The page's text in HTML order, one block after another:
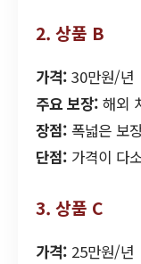
2. 상품 B
가격: 30만원/년
주요 보장: 해외
장점: 폭넓은 보
단점: 가격이 다
3. 상품 C
가격: 25만원/년